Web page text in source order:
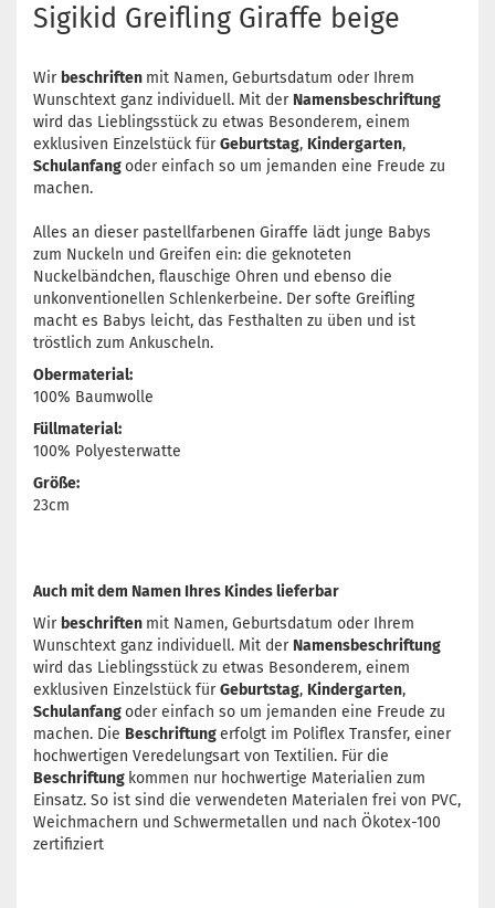
Sigikid Greifling Giraffe beige
Wir beschriften mit Namen, Geburtsdatum oder Ihrem
Wunschtext ganz individuell. Mit der Namensbeschriftung
wird das Lieblingsstück zu etwas Besonderem, einem
exklusiven Einzelstück fürGeburtstag, Kindergarten,
Schulanfangoder einfach so um jemanden eine Freude zu
machen.
Alles an dieser pastellfarbenen Giraffe lädt junge Babys
zum Nuckeln und Greifen ein: die geknoteten
Nuckelbändchen, flauschige Ohren und ebenso die
unkonventionellen Schlenkerbeine. Der softe Greifling
macht es Babys leicht, das Festhalten zu üben und ist
tröstlich zum Ankuscheln.
Obermaterial:
100% Baumwolle
Füllmaterial:
100% Polyesterwatte
Größe:
23cm
Auch mit dem Namen Ihres Kindes lieferbar
Wir beschriften mit Namen, Geburtsdatum oder Ihrem
Wunschtext ganz individuell. Mit der Namensbeschriftung
wird das Lieblingsstück zu etwas Besonderem, einem
exklusiven Einzelstück fürGeburtstag, Kindergarten,
Schulanfangoder einfach so um jemanden eine Freude zu
machen. Die Beschriftungerfolgt im Poliflex Transfer, einer
hochwertigen Veredelungsart von Textilien. Für die
Beschriftung kommen nur hochwertige Materialien zum
Einsatz. So ist sind die verwendeten Materialen frei von PVC,
Weichmachern und Schwermetallen und nach Ökotex-100
zertifiziert